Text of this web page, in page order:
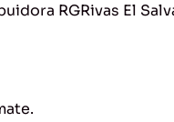
RGRivas El